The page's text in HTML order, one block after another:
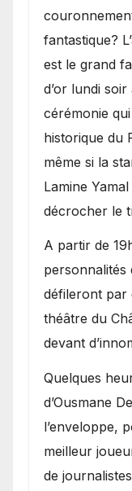
fantastique?
est le grand
d’or lundi
cérémonie
historique du
même si la
Lamine
décrocher le
A partir de
défileront par
théâtre du
devant
Quelques
d’Ousmane
l’enveloppe,
meilleur
de